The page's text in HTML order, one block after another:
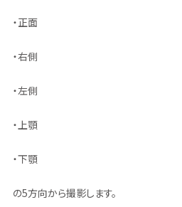
・正面
・右側
・左側
・上顎
・下顎
の5方向から撮影します。